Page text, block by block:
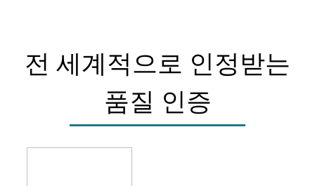
전 세계적으로 인정받는
품질 인증